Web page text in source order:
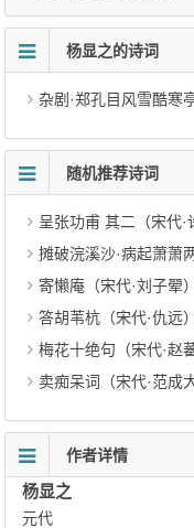
杨显之的诗词
杂剧·郑孔目风雪酷寒
随机推荐诗词
呈张功甫 其二（宋代·
摊破浣溪沙·病起萧萧
寄懒庵（宋代·刘子翚）
答胡苇杭（宋代·仇远）
梅花十绝句（宋代·赵蕃
卖痴呆词（宋代·范成大
作者详情
杨显之
元代